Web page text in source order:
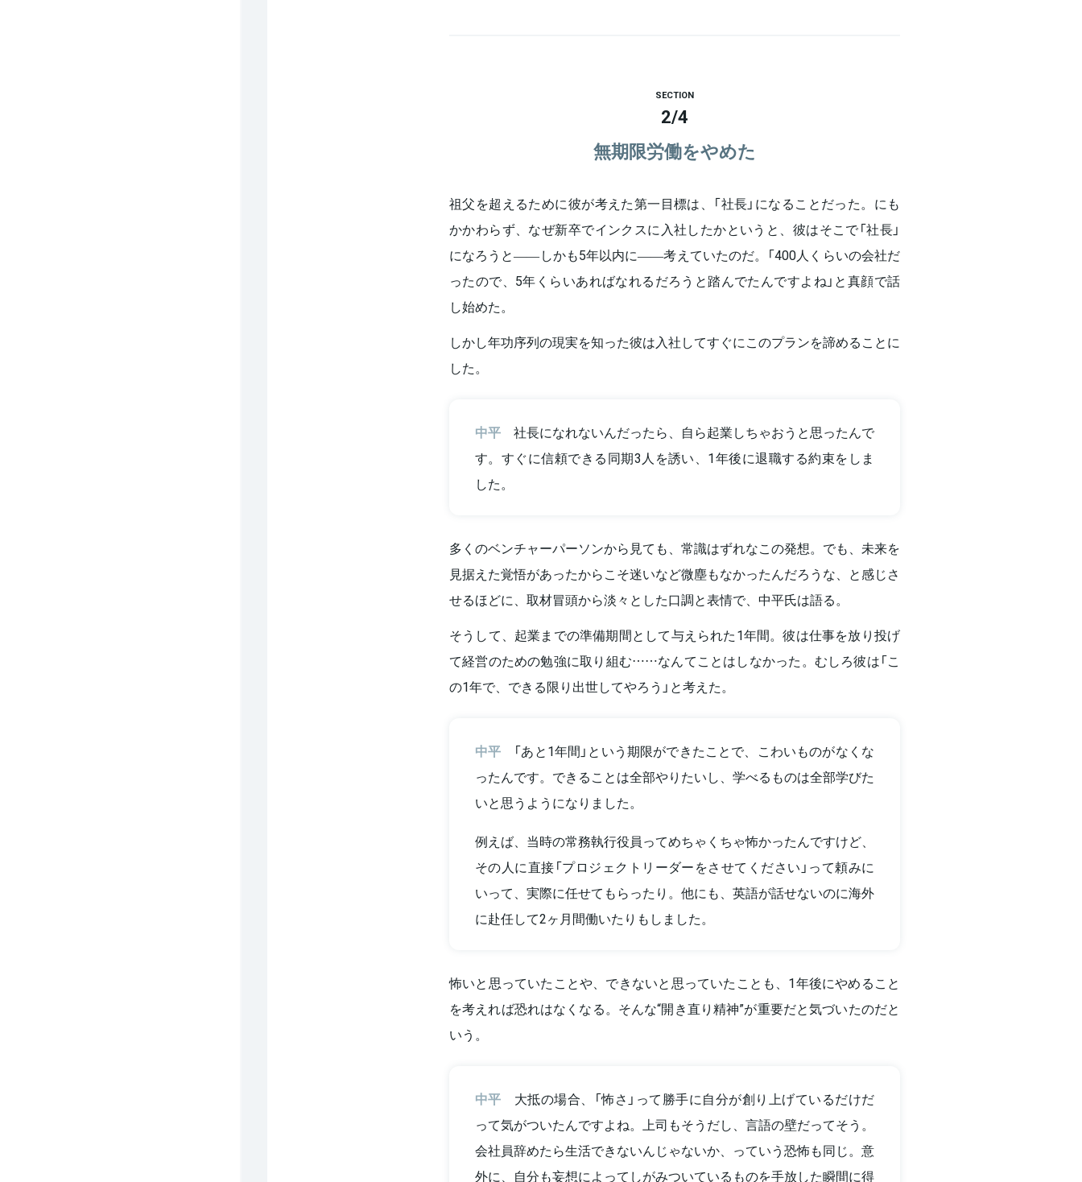
SECTION
2/4
無期限労働をやめた
祖父を超えるために彼が考えた第一目標は、「社長」になることだった。にも
かかわらず、なぜ新卒でインクスに入社したかというと、彼はそこで「社長」
になろうと――しかも5年以内に――考えていたのだ。「400人くらいの会社だ
ったので、5年くらいあればなれるだろうと踏んでたんですよね」と真顔で話
し始めた。
しかし年功序列の現実を知った彼は入社してすぐにこのプランを諦めることに
した。
中平
社長になれないんだったら、自ら起業しちゃおうと思ったんで
す。すぐに信頼できる同期3人を誘い、1年後に退職する約束をしま
した。
多くのベンチャーパーソンから見ても、常識はずれなこの発想。でも、未来を
見据えた覚悟があったからこそ迷いなど微塵もなかったんだろうな、と感じさ
せるほどに、取材冒頭から淡々とした口調と表情で、中平氏は語る。
そうして、起業までの準備期間として与えられた1年間。彼は仕事を放り投げ
て経営のための勉強に取り組む……なんてことはしなかった。むしろ彼は「こ
の1年で、できる限り出世してやろう」と考えた。
中平
「あと1年間」という期限ができたことで、こわいものがなくな
ったんです。できることは全部やりたいし、学べるものは全部学びた
いと思うようになりました。
例えば、当時の常務執行役員ってめちゃくちゃ怖かったんですけど、
その人に直接「プロジェクトリーダーをさせてください」って頼みに
いって、実際に任せてもらったり。他にも、英語が話せないのに海外
に赴任して2ヶ月間働いたりもしました。
怖いと思っていたことや、できないと思っていたことも、1年後にやめること
を考えれば恐れはなくなる。そんな“開き直り精神”が重要だと気づいたのだと
いう。
中平
大抵の場合、「怖さ」って勝手に自分が創り上げているだけだ
って気がついたんですよね。上司もそうだし、言語の壁だってそう。
会社員辞めたら生活できないんじゃないか、っていう恐怖も同じ。意
外に、自分も妄想によってしがみついているものを手放した瞬間に得